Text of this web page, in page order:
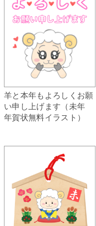
羊と本年もよろしくお願
い申し上げます（未年
年賀状無料イラスト）